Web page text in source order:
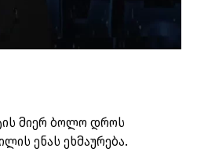
მიერ ბოლო დროს
ენას ეხმაურება.